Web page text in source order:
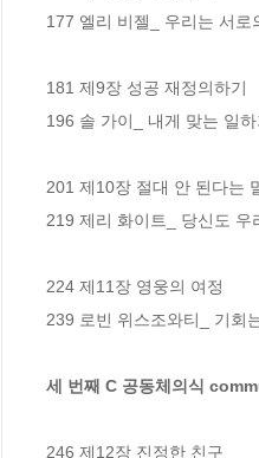
177 엘리 비젤_ 우리는 서로
181 제9장 성공 재정의하기
196 솔 가이_ 내게 맞는 일하
201 제10장 절대 안 된다는
219 제리 화이트_ 당신도 우
224 제11장 영웅의 여정
239 로빈 위스조와티_ 기회
세 번째 C 공동체의식
246 제12장 진정한 친구